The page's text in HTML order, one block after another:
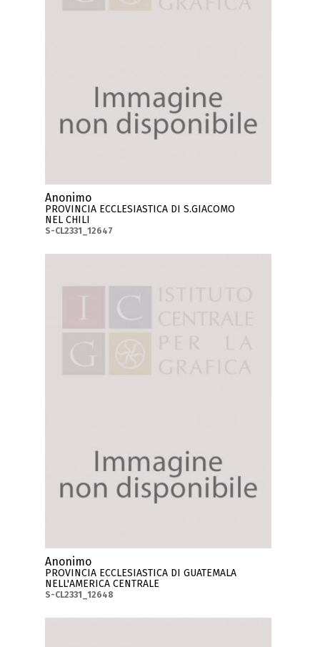
Anonimo
PROVINCIA ECCLESIASTICA DI S.GIACOMO
NEL CHILI
S-CL2331_12647
Anonimo
PROVINCIA ECCLESIASTICA DI GUATEMALA
NELL'AMERICA CENTRALE
S-CL2331_12648